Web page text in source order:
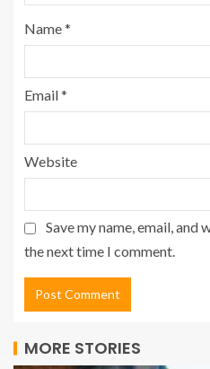
Name*
Email*
Website
Save my name, email,
the next time I comment.
MORE STORIES